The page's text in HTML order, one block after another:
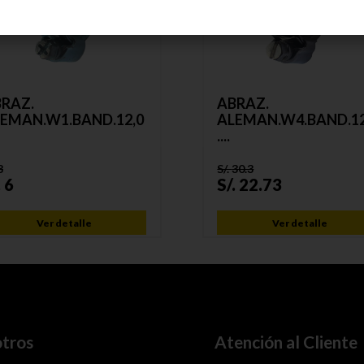
6
Ver detalle
ABRAZ.
....
S/.30.3
S/. 22.73
Ver detalle
Atención al Cliente